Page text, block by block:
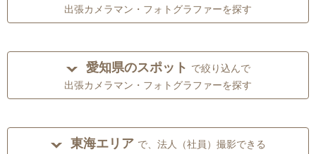
出張カメラマン・フォトグラファーを探す
愛知県のスポット で絞り込んで
出張カメラマン・フォトグラファーを探す
東海エリア で、法人（社員）撮影できる